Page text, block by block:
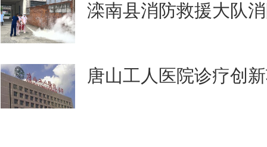
滦南县消防救援大队
唐山工人医院诊疗创